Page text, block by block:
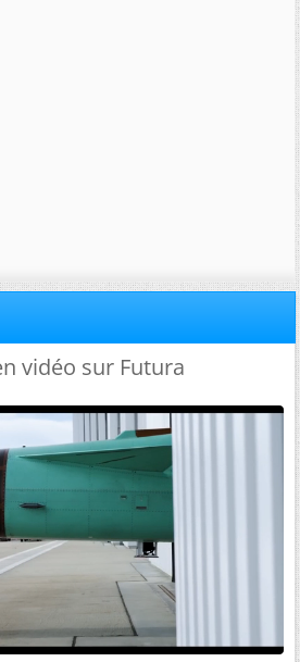
vidéo sur Futura